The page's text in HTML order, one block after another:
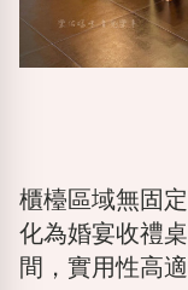
櫃檯區域無固
化為婚宴收禮
間，實用性高